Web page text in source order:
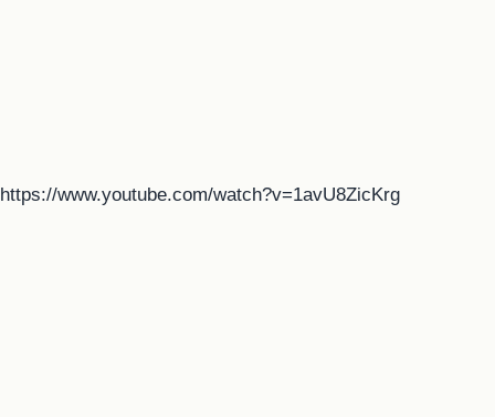
https://www.youtube.com/watch?v=1avU8ZicKrg